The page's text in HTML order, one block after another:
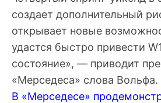
создает дополнительный
открывает новые
удастся быстро привести
состояние», — приводит
«Мерседеса» слова Вольфа.
В «Мерседесе»